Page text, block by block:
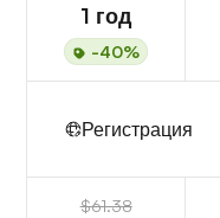
1 год
-40%
Регистрация
$61.38